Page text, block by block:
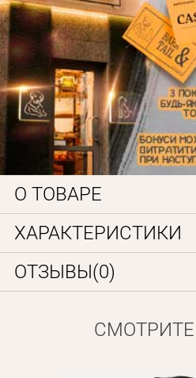
О ТОВАРЕ
ХАРАКТЕРИСТИКИ
ОТЗЫВЫ(0)
Личные данные